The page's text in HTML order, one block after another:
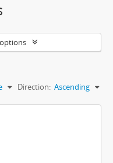
Direction: Ascending